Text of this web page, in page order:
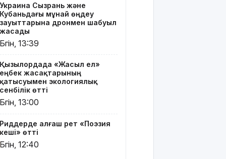
Дариға
Бадықова
елге
айтпаған
құпиясын
жайып
салды
TikTok-тағы
тікелей
Тараз
тұрғыны 5
тәулікке
қамалды
Украина Сызрань және
Кубаньдағы мұнай өңдеу
зауыттарына дронмен шабуыл
жасады
Бүгін, 13:39
Қызылордада «Жасыл ел»
еңбек жасақтарының
қатысуымен экологиялық
сенбілік өтті
Бүгін, 13:00
Риддерде алғаш рет «Поэзия
кеші» өтті
Бүгін, 12:40